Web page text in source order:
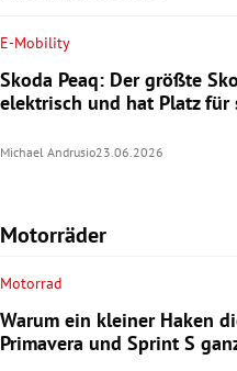
E-Mobility
Skoda Peaq: Der größte
elektrisch und hat Platz für
Michael Andrusio23.06.2026
Motorräder
Motorrad
Warum ein kleiner Haken
Primavera und Sprint S